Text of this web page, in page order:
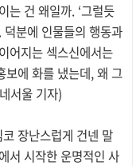
는 건 왜일까. ‘그럴듯
분에 인물들의 행동과
어지는 섹스신에서는
보에 화를 냈는데, 왜 그
서울 기자)
장난스럽게 건넨 말
서 시작한 운명적인 사